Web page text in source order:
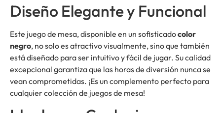
Diseño Elegante y Funcional
Este juego de mesa, disponible en un sofisticadocolor
negro, no solo es atractivo visualmente, sino que también
está diseñado para ser intuitivo y fácil de jugar. Su calidad
excepcional garantiza que las horas de diversión nunca se
vean comprometidas. ¡Es un complemento perfecto para
cualquier colección de juegos de mesa!